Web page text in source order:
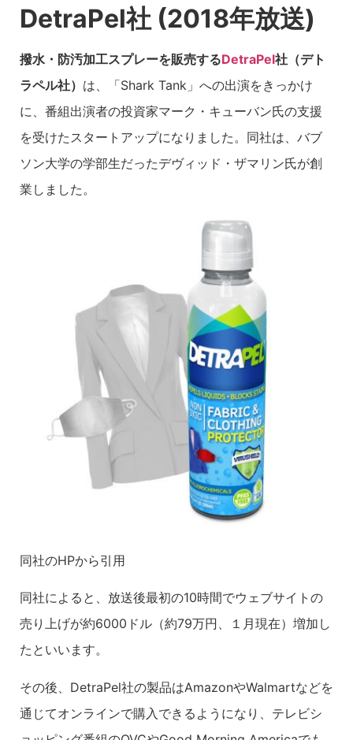
DetraPel社 (2018年放送)
撥水・防汚加工スプレーを販売するDetraPel社（デト
ラペル社） は、「Shark Tank」への出演をきっかけ
に、番組出演者の投資家マーク・キューバン氏の支援
を受けたスタートアップになりました。同社は、バブ
ソン大学の学部生だったデヴィッド・ザマリン氏が創
業しました。
同社のHPから引用
同社によると、放送後最初の10時間でウェブサイトの
売り上げが約6000ドル（約79万円、１月現在）増加し
たといいます。
その後、DetraPel社の製品はAmazonやWalmartなどを
通じてオンラインで購入できるようになり、テレビシ